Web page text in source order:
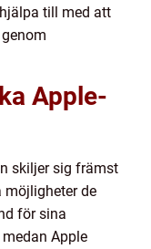
till med att
Apple-
skiljer sig främst
möjligheter de
för sina
Apple